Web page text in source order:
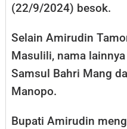
(22/9/2024) besok.
Selain Amirudin
Masulili, nama
Samsul Bahri Mang
Manopo.
Bupati Amirudin